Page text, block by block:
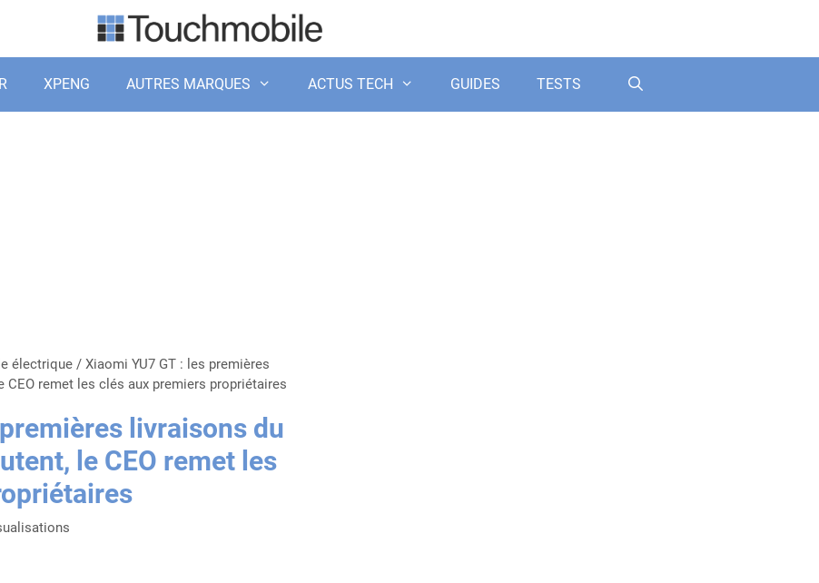
XPENG AUTRES MARQUES ACTUS TECH GUIDES TESTS
électrique / Xiaomi YU7 GT : les premières
CEO remet les clés aux premiers propriétaires
livraisons du
le CEO remet les